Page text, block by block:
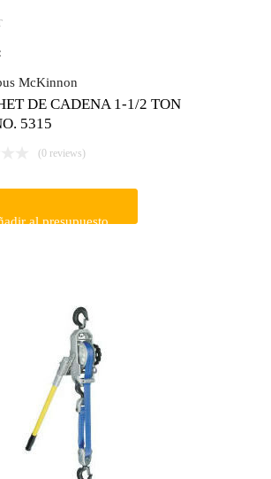
McKinnon
DE CADENA 1-1/2 TON
5315
(0 reviews)
al presupuesto